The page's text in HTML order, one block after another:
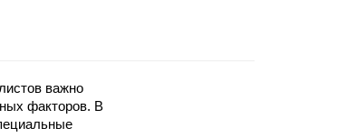
важно
факторов. В